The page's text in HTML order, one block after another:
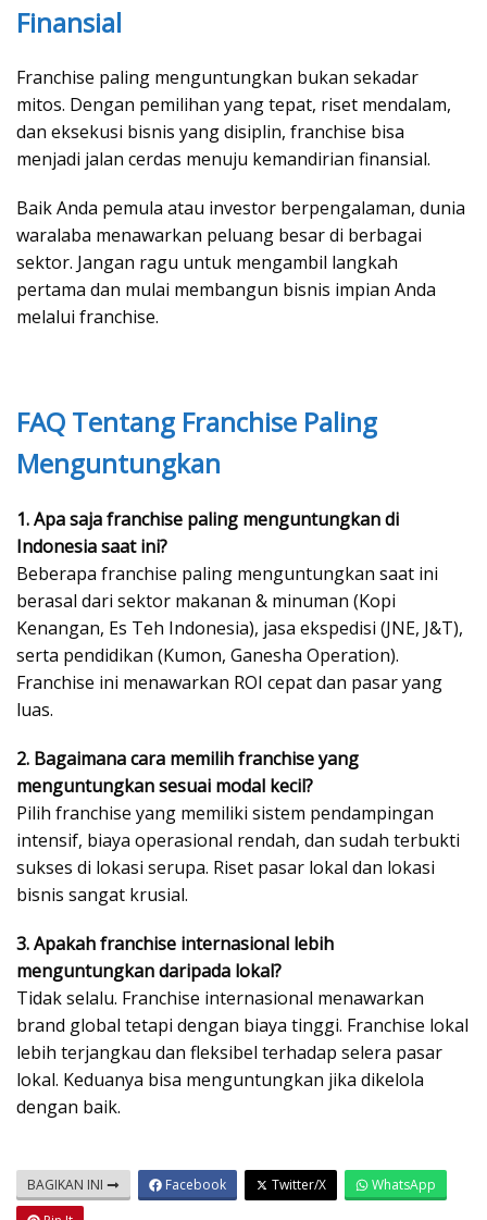
Finansial
Franchise paling menguntungkan bukan sekadar
mitos. Dengan pemilihan yang tepat, riset mendalam,
dan eksekusi bisnis yang disiplin, franchise bisa
menjadi jalan cerdas menuju kemandirian finansial.
Baik Anda pemula atau investor berpengalaman, dunia
waralaba menawarkan peluang besar di berbagai
sektor. Jangan ragu untuk mengambil langkah
pertama dan mulai membangun bisnis impian Anda
melalui franchise.
FAQ Tentang Franchise Paling
Menguntungkan
1. Apa saja franchise paling menguntungkan di
Indonesia saat ini?
Beberapa franchise paling menguntungkan saat ini
berasal dari sektor makanan & minuman (Kopi
Kenangan, Es Teh Indonesia), jasa ekspedisi (JNE, J&T),
serta pendidikan (Kumon, Ganesha Operation).
Franchise ini menawarkan ROI cepat dan pasar yang
luas.
2. Bagaimana cara memilih franchise yang
menguntungkan sesuai modal kecil?
Pilih franchise yang memiliki sistem pendampingan
intensif, biaya operasional rendah, dan sudah terbukti
sukses di lokasi serupa. Riset pasar lokal dan lokasi
bisnis sangat krusial.
3. Apakah franchise internasional lebih
menguntungkan daripada lokal?
Tidak selalu. Franchise internasional menawarkan
brand global tetapi dengan biaya tinggi. Franchise lokal
lebih terjangkau dan fleksibel terhadap selera pasar
lokal. Keduanya bisa menguntungkan jika dikelola
dengan baik.
BAGIKAN INI Facebook Twitter/X
WhatsApp